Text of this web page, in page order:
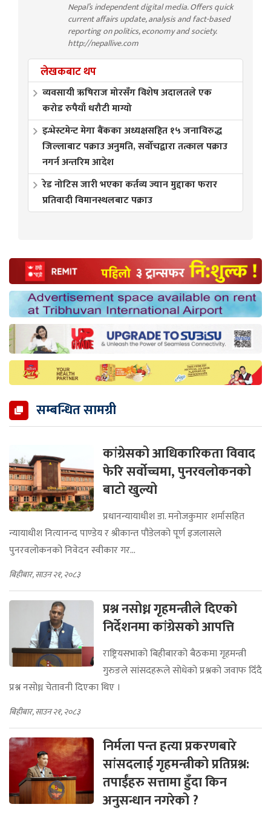
Nepal’s independent digital media. Offers quick
current affairs update, analysis and fact-based
reporting on politics, economy and society.
http://nepallive.com
लेखकबाट थप
व्यवसायी ऋषिराज मोरसँग विशेष अदालतले एक
करोड रुपैयाँ धरौटी माग्यो
इन्भेस्टमेन्ट मेगा बैंकका अध्यक्षसहित १५ जनाविरुद्ध
जिल्लाबाट पक्राउ अनुमति, सर्वोचद्वारा तत्काल पक्राउ
नगर्न अन्तरिम आदेश
रेड नोटिस जारी भएका कर्तव्य ज्यान मुद्दाका फरार
प्रतिवादी विमानस्थलबाट पक्राउ
सम्बन्धित सामग्री
कांग्रेसको आधिकारिकता विवाद
फेरि सर्वोच्चमा, पुनरवलोकनको
बाटो खुल्यो
प्रधानन्यायाधीश डा. मनोजकुमार शर्मासहित
न्यायाधीश नित्यानन्द पाण्डेय र श्रीकान्त पौडेलको पूर्ण इजलासले
पुनरवलोकनको निवेदन स्वीकार गर...
बिहीबार, साउन २१, २०८३
प्रश्न नसोध्न गृहमन्त्रीले दिएको
निर्देशनमा कांग्रेसको आपत्ति
राष्ट्रियसभाको बिहीबारको बैठकमा गृहमन्त्री
गुरुङले सांसदहरूले सोधेको प्रश्नको जवाफ दिँदै
प्रश्न नसोध्न चेतावनी दिएका थिए ।
बिहीबार, साउन २१, २०८३
निर्मला पन्त हत्या प्रकरणबारे
सांसदलाई गृहमन्त्रीको प्रतिप्रश्न:
तपाईंहरु सत्तामा हुँदा किन
अनुसन्धान नगरेको ?